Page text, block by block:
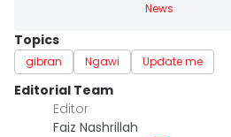
News
Topics
gibran Ngawi Update me
Editorial Team
Editor
Faiz Nashrillah